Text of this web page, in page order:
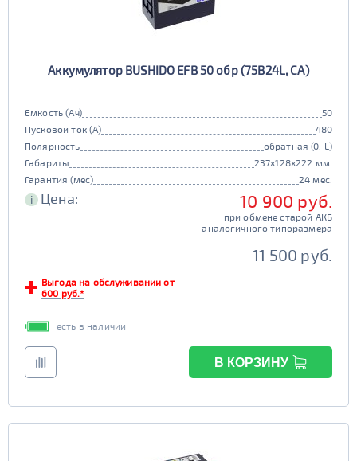
Аккумулятор BUSHIDO EFB 50 обр (75B24L, CA)
Емкость (Ач)
50
Пусковой ток (А)
480
Полярность
обратная (0, L)
Габариты
237x128x222 мм.
Гарантия (мес)
24 мес.
i Цена: 10 900 руб.
при обмене старой АКБ
аналогичного типоразмера
11 500 руб.
Выгода на обслуживании от
600 руб.*
есть в наличии
В КОРЗИНУ